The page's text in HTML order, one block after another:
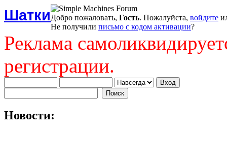
ШаткиДобро пожаловать, Гость. Пожалуйста, войдите
Не получили письмо с кодом активации?
Реклама
регистрации.
Новости: